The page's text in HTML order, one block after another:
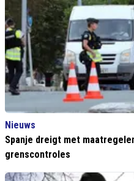
Nieuws
Spanje dreigt met
grenscontroles